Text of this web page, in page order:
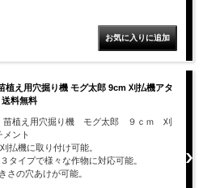
植え用穴掘り機 モグ太郎 9cm 刈払機アタ
送料無料
苗植え用穴掘り機 モグ太郎 ９ｃｍ 刈
メント
払機に取り付け可能。
タイプで様々な作物に対応可能。
さの穴あけが可能。